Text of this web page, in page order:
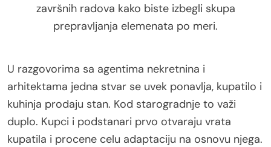
završnih radova kako biste izbegli skupa
prepravljanja elemenata po meri.
U razgovorima sa agentima nekretnina i
arhitektama jedna stvar se uvek ponavlja, kupatilo i
kuhinja prodaju stan. Kod starogradnje to važi
duplo. Kupci i podstanari prvo otvaraju vrata
kupatila i procene celu adaptaciju na osnovu njega.